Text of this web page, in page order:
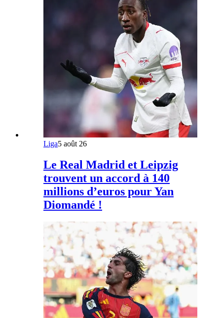
Liga5 août 26
Le Real Madrid et Leipzig
trouvent un accord à 140
millions d’euros pour Yan
Diomandé !